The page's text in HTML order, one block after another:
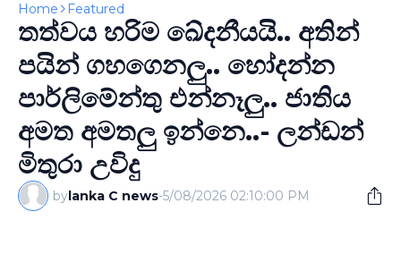
Home Featured
තත්වය හරිම ඛේදනීයයි.. අතින්
පයින් ගහගෙනලු.. හෝදන්න
පාර්ලිමේන්තු එන්නෑලු.. ජාතිය
අමත අමතලු ඉන්නෙ..- ලන්ඩන්
මිතුරා උවිදු
bylanka C news-5/08/2026 02:10:00 PM